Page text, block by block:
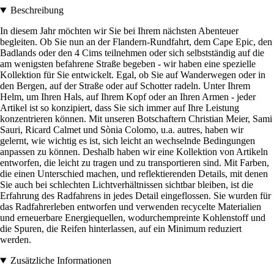
Beschreibung
In diesem Jahr möchten wir Sie bei Ihrem nächsten Abenteuer
begleiten. Ob Sie nun an der Flandern-Rundfahrt, dem Cape Epic, den
Badlands oder den 4 Cims teilnehmen oder sich selbstständig auf die
am wenigsten befahrene Straße begeben - wir haben eine spezielle
Kollektion für Sie entwickelt. Egal, ob Sie auf Wanderwegen oder in
den Bergen, auf der Straße oder auf Schotter radeln. Unter Ihrem
Helm, um Ihren Hals, auf Ihrem Kopf oder an Ihren Armen - jeder
Artikel ist so konzipiert, dass Sie sich immer auf Ihre Leistung
konzentrieren können. Mit unseren Botschaftern Christian Meier, Sami
Sauri, Ricard Calmet und Sònia Colomo, u.a. autres, haben wir
gelernt, wie wichtig es ist, sich leicht an wechselnde Bedingungen
anpassen zu können. Deshalb haben wir eine Kollektion von Artikeln
entworfen, die leicht zu tragen und zu transportieren sind. Mit Farben,
die einen Unterschied machen, und reflektierenden Details, mit denen
Sie auch bei schlechten Lichtverhältnissen sichtbar bleiben, ist die
Erfahrung des Radfahrens in jedes Detail eingeflossen. Sie wurden für
das Radfahrerleben entworfen und verwenden recycelte Materialien
und erneuerbare Energiequellen, wodurchempreinte Kohlenstoff und
die Spuren, die Reifen hinterlassen, auf ein Minimum reduziert
werden.
Zusätzliche Informationen